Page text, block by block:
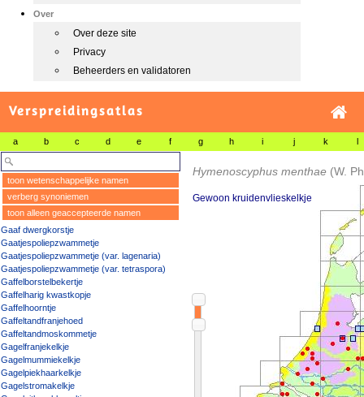
Over
Over deze site
Privacy
Beheerders en validatoren
Verspreidingsatlas
a b c d e f g h i j k l
toon wetenschappelijke namen
verberg synoniemen
toon alleen geaccepteerde namen
Gaaf dwergkorstje
Gaatjespoliepzwammetje
Gaatjespoliepzwammetje (var. lagenaria)
Gaatjespoliepzwammetje (var. tetraspora)
Gaffelborstelbekertje
Gaffelharig kwastkopje
Gaffelhoorntje
Gaffeltandfranjehoed
Gaffeltandmoskommetje
Gagelfranjekelkje
Gagelmummiekelkje
Gagelpiekhaarkelkje
Gagelstromakelkje
Hymenoscyphus menthae (W.
Gewoon kruidenvlieskelkje